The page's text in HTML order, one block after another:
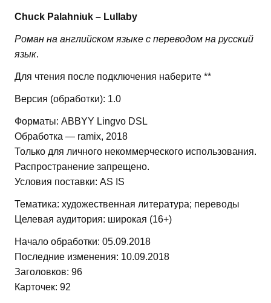
Chuck Palahniuk – Lullaby
Роман на английском языке с переводом на русский
язык.
Для чтения после подключения наберите **
Версия (обработки): 1.0
Форматы: ABBYY Lingvo DSL
Обработка — ramix, 2018
Только для личного некоммерческого использования.
Распространение запрещено.
Условия поставки: AS IS
Тематика: художественная литература; переводы
Целевая аудитория: широкая (16+)
Начало обработки: 05.09.2018
Последние изменения: 10.09.2018
Заголовков: 96
Карточек: 92